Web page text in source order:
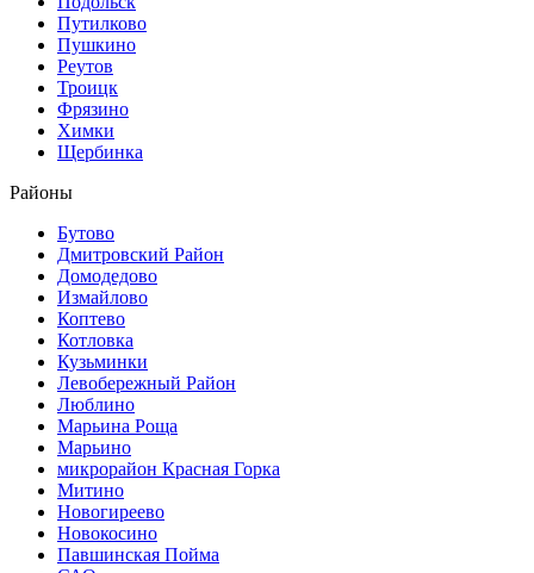
Путилково
Пушкино
Реутов
Троицк
Фрязино
Химки
Щербинка
Районы
Бутово
Дмитровский Район
Домодедово
Измайлово
Коптево
Котловка
Кузьминки
Левобережный Район
Люблино
Марьина Роща
Марьино
микрорайон Красная Горка
Митино
Новогиреево
Новокосино
Павшинская Пойма